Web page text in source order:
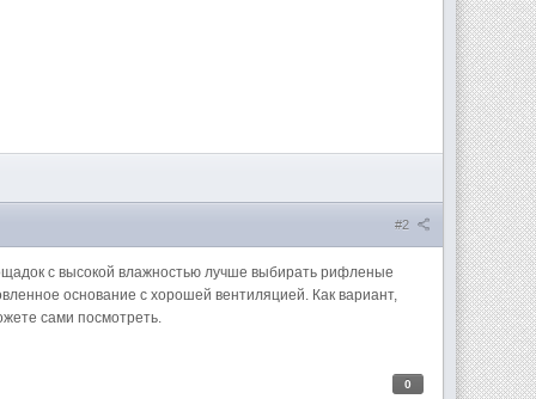
#2
с высокой влажностью лучше выбирать рифленые
основание с хорошей вентиляцией. Как вариант,
сами посмотреть.
0